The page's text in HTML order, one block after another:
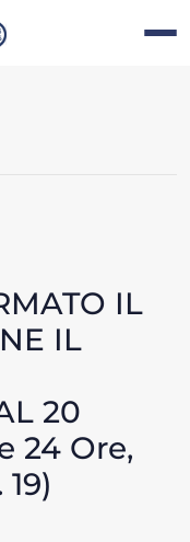
IL
IL
20
24 Ore,